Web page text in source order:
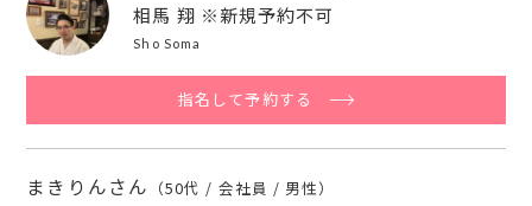
相馬 翔 ※新規予約不可
Sho Soma
指名して予約する
まきりんさん （50代 / 会社員 / 男性）